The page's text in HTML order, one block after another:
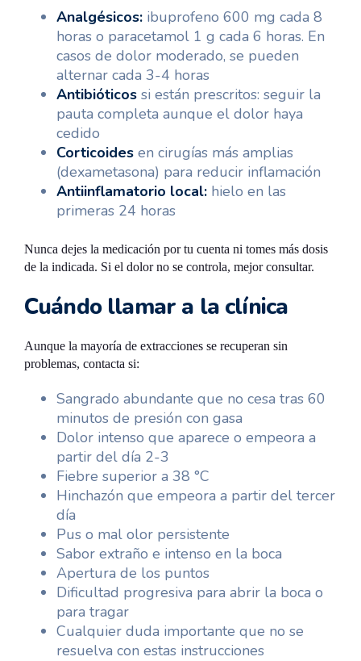
Analgésicos: ibuprofeno 600 mg cada 8
horas o paracetamol 1 g cada 6 horas. En
casos de dolor moderado, se pueden
alternar cada 3-4 horas
Antibióticos si están prescritos: seguir la
pauta completa aunque el dolor haya
cedido
Corticoides en cirugías más amplias
(dexametasona) para reducir inflamación
Antiinflamatorio local: hielo en las
primeras 24 horas
Nunca dejes la medicación por tu cuenta ni tomes más dosis
de la indicada. Si el dolor no se controla, mejor consultar.
Cuándo llamar a la clínica
Aunque la mayoría de extracciones se recuperan sin
problemas, contacta si:
Sangrado abundante que no cesa tras 60
minutos de presión con gasa
Dolor intenso que aparece o empeora a
partir del día 2-3
Fiebre superior a 38 °C
Hinchazón que empeora a partir del tercer
día
Pus o mal olor persistente
Sabor extraño e intenso en la boca
Apertura de los puntos
Dificultad progresiva para abrir la boca o
para tragar
Cualquier duda importante que no se
resuelva con estas instrucciones